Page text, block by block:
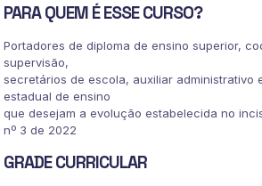
PARA QUEM É ESSE CURSO?
Portadores de diploma de ensino superior,
supervisão,
secretários de escola, auxiliar administrativo
estadual de ensino
que desejam a evolução estabelecida no
nº 3 de 2022
GRADE CURRICULAR